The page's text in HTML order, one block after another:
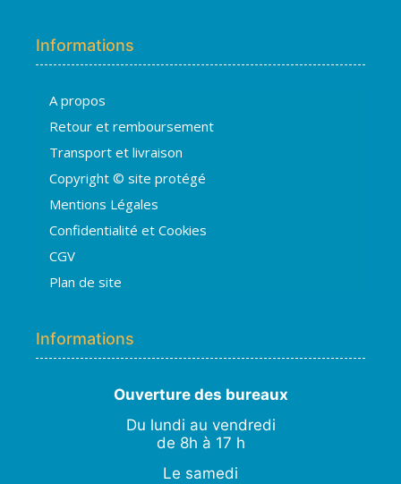
Informations
A propos
Retour et remboursement
Transport et livraison
Copyright © site protégé
Mentions Légales
Confidentialité et Cookies
CGV
Plan de site
Informations
Ouverture des bureaux
Du lundi au vendredi
de 8h à 17 h
Le samedi
En ligne · répond en quelques secondes
H
👋 Bonjour ! Je suis
puis-je vous aider ?
18:24
💬Autre problème